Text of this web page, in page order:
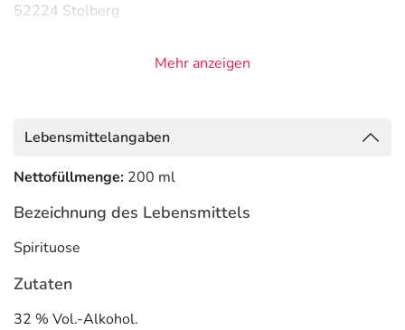
52224 Stolberg
Mehr anzeigen
Lebensmittelangaben
Nettofüllmenge: 200 ml
Bezeichnung des Lebensmittels
Spirituose
Zutaten
32 % Vol.-Alkohol.